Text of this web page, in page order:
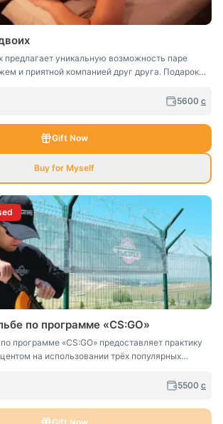
предлагает уникальную возможность паре
и приятной компанией друг друга. Подарок
и отдохнуть от повседневных забот.
5600 c
Gift Now
Buy for Myself
по программе «CS:GO»
программе «CS:GO» предоставляет практику
на использовании трёх популярных
5500 c
Gift Now